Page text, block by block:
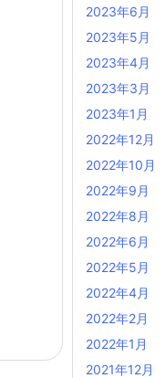
2023年6月
2023年5月
2023年4月
2023年3月
2023年1月
2022年12月
2022年10月
2022年9月
2022年8月
2022年6月
2022年5月
2022年4月
2022年2月
2022年1月
2021年12月